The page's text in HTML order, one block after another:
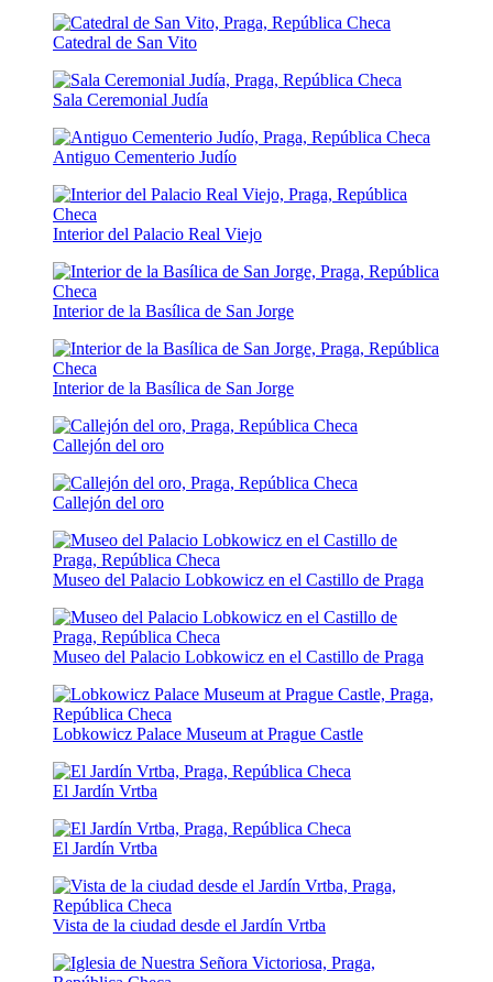
Catedral de San Vito
Sala Ceremonial Judía
Antiguo Cementerio Judío
Interior del Palacio Real Viejo
Interior de la Basílica de San Jorge
Interior de la Basílica de San Jorge
Callejón del oro
Callejón del oro
Museo del Palacio Lobkowicz en el Castillo de Praga
Museo del Palacio Lobkowicz en el Castillo de Praga
Lobkowicz Palace Museum at Prague Castle
El Jardín Vrtba
El Jardín Vrtba
Vista de la ciudad desde el Jardín Vrtba